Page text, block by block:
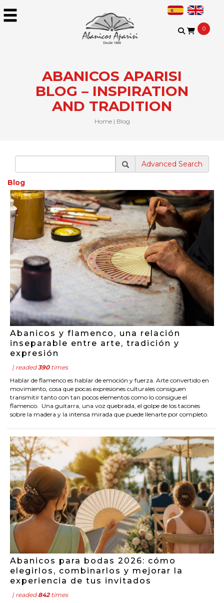
0
ABANICOS APARISI
BLOG – INSPIRATION
AND TRADITION​
Home| Blog
Advanced Search
Blog
Abanicos y flamenco, una relación
inseparable entre arte, tradición y
expresión
| readed390times
Hablar de flamenco es hablar de emoción y fuerza. Arte convertido en
movimiento, cosa que pocas expresiones culturales consiguen
transmitir tanto con tan pocos elementos como lo consigue el
flamenco. Una guitarra, una voz quebrada, el golpe de los tacones
sobre la madera y la intensa mirada que puede llenarte por completo.
Abanicos para bodas 2026: cómo
elegirlos, combinarlos y mejorar la
experiencia de tus invitados
| readed 842times